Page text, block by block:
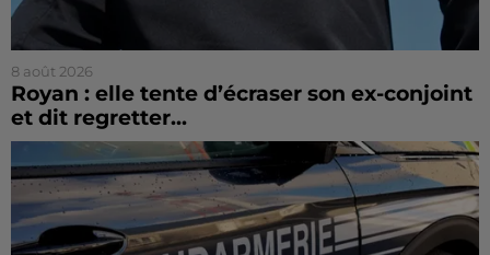
8 août 2026
Royan : elle tente d’écraser son ex-conjoint
et dit regretter...